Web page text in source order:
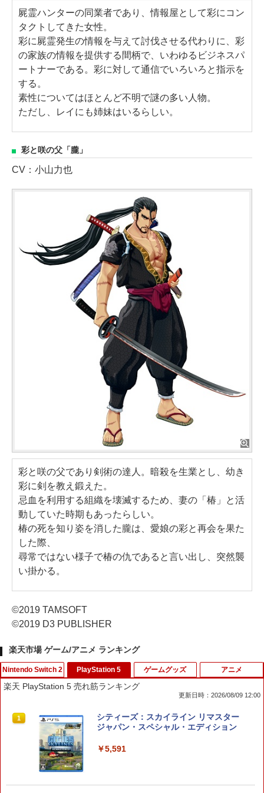
屍霊ハンターの同業者であり、情報屋として彩にコン
タクトしてきた女性。
彩に屍霊発生の情報を与えて討伐させる代わりに、彩
の家族の情報を提供する間柄で、いわゆるビジネスパ
ートナーである。彩に対して通信でいろいろと指示を
する。
素性についてはほとんど不明で謎の多い人物。
ただし、レイにも姉妹はいるらしい。
彩と咲の父「朧」
CV：小山力也
彩と咲の父であり剣術の達人。暗殺を生業とし、幼き
彩に剣を教え鍛えた。
忌血を利用する組織を壊滅するため、妻の「椿」と活
動していた時期もあったらしい。
椿の死を知り姿を消した朧は、愛娘の彩と再会を果た
した際、
尋常ではない様子で椿の仇であると言い出し、突然襲
い掛かる。
©2019 TAMSOFT
©2019 D3 PUBLISHER
楽天市場 ゲーム/アニメ ランキング
Nintendo Switch 2
1
フロム・ソフトウェア 【封入特典付】
【Switch2】ELDEN RING Tarnished E
リング タ-ニッシュエディション]
PlayStation 5
楽天 PlayStation 5 売れ筋ランキング
更新日時：2026/08/09 12:00
1
シティーズ：スカイライン リマスター
ジャパン・スペシャル・エディション
￥5,591
ゲームグッズ アニメ